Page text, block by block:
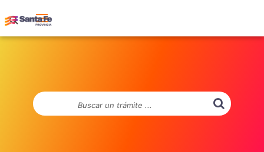
Buscar un trámite ...